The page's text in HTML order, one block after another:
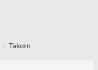
> Takorn